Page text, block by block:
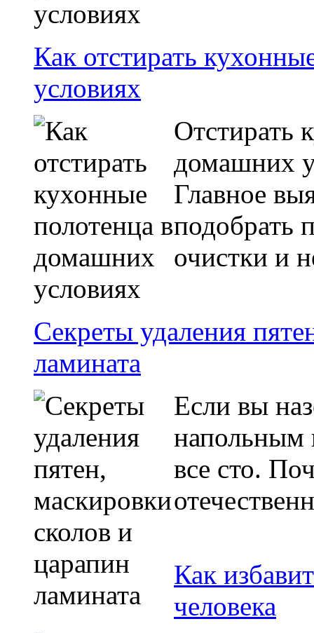
Как отстирать
условиях
Отстирать
домашних
Главное
подобрать
очистки и
Секреты удаления
ламината
Если вы
напольным
все сто.
Как
человека